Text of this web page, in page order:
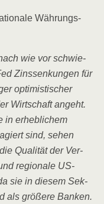
Wäh­rungs­
wie vor schwie­
Zins­sen­kun­gen für
opti­mis­ti­scher
Wirt­schaft angeht.
in erheb­li­chem
sind, sehen
Qua­li­tät der Ver­
regio­na­le US-
sie in die­sem Sek­
als grö­ße­re Ban­ken.